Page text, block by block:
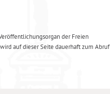
der Freien
auf dieser Seite dauerhaft zum Abruf